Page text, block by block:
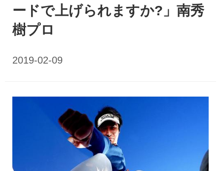
ードで上げられますか?」南秀
樹プロ